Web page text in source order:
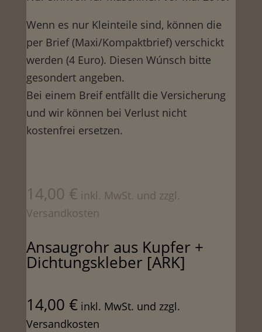
Wenn es nur Kleinteile sind, können die
per Brief (Maxi/Kompaktbrief) verschickt
werden (4 Euro). Diesen Wúnsch bitte
gesondert angeben.
Bei einem Breif entfällt die Versicherung
und wir können bei Verlust nicht
kostenfrei ersetzen.
14,00 € inkl. MwSt. und zzgl.
Versandkosten
Ansaugrohr aus Kupfer +
Dichtungskleber [ARK]
14,00 € inkl. MwSt. und zzgl.
Versandkosten